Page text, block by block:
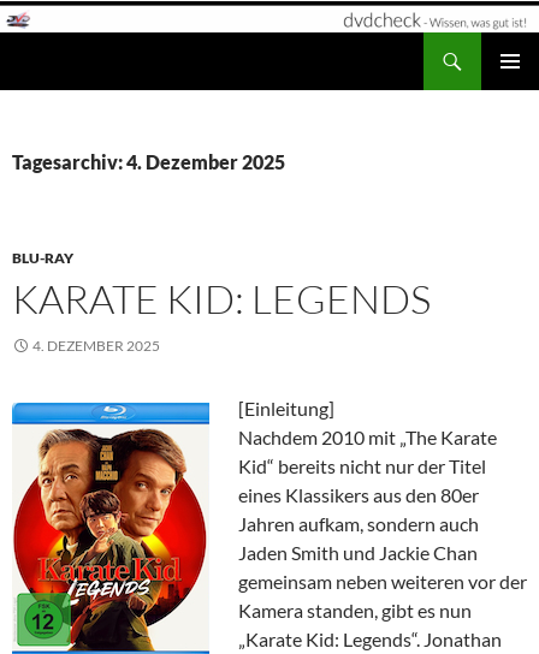
Zum
Tagesarchiv: 4. Dezember 2025
BLU-RAY
KARATE KID: LEGENDS
4. DEZEMBER 2025
[Einleitung]
Nachdem 2010 mit „The Karate
Kid“ bereits nicht nur der Titel
eines Klassikers aus den 80er
Jahren aufkam, sondern auch
Jaden Smith und Jackie Chan
gemeinsam neben weiteren vor der
Kamera standen, gibt es nun
„Karate Kid: Legends“. Jonathan